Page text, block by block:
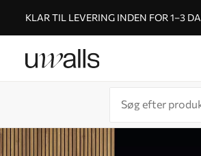
KLAR TIL LEVERING INDEN FOR 1–3